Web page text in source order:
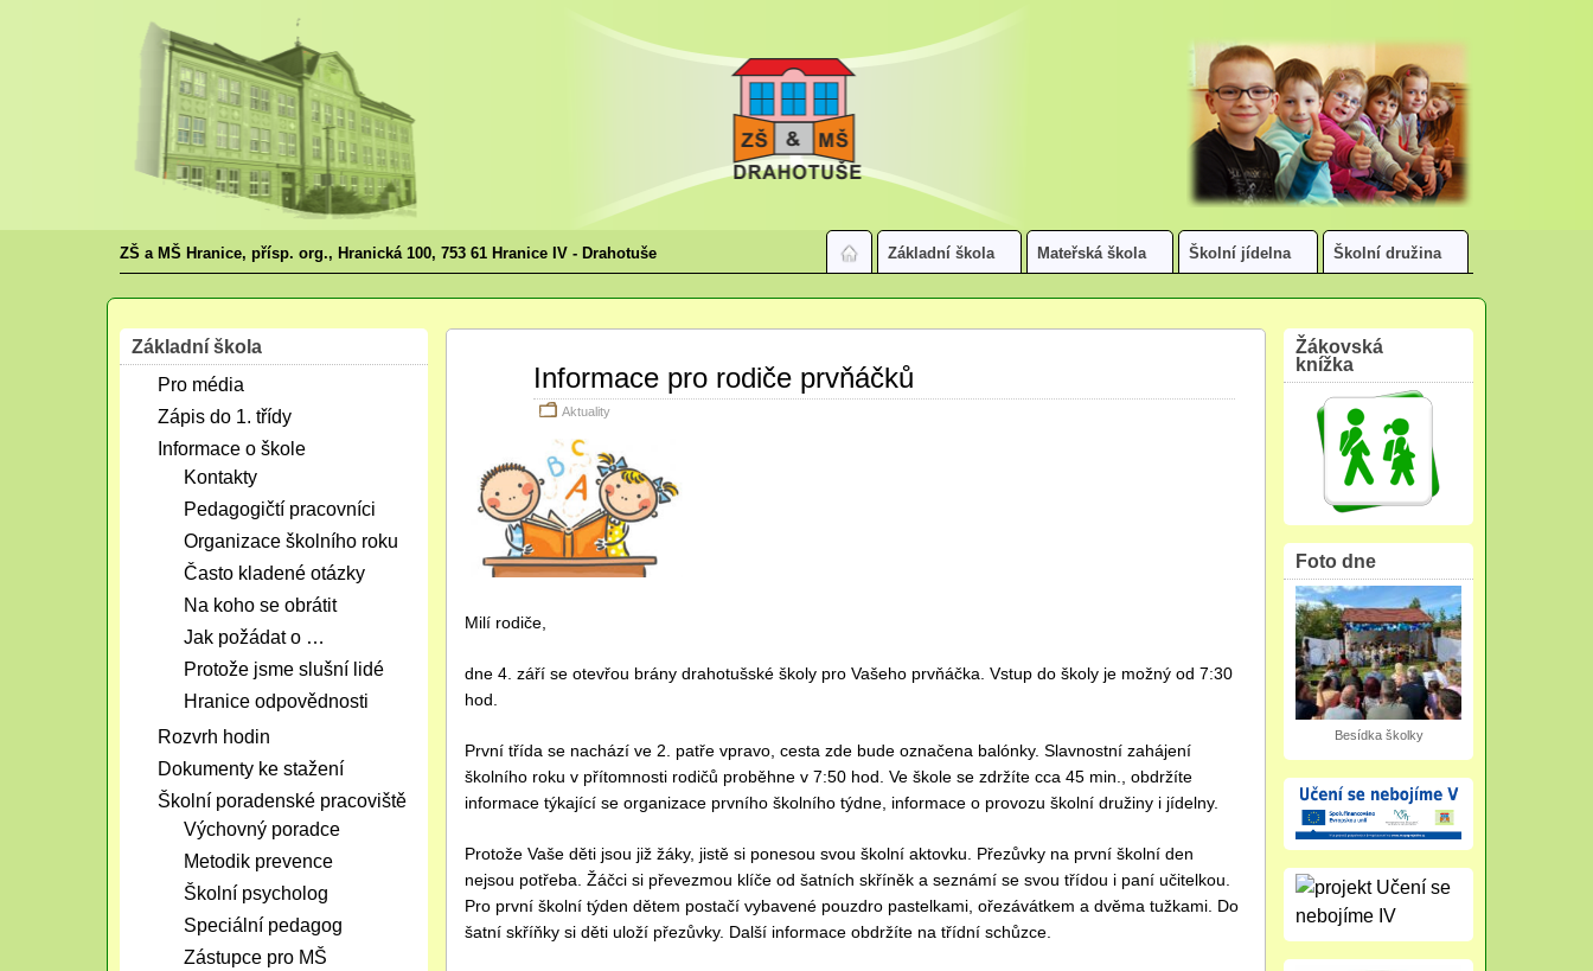
ZŠ a MŠ Hranice, přísp. org., Hranická 100, 753 61 Hranice IV - Drahotuše Základní škola Mateřská škola Školní jídelna Školní družina
Informace pro rodiče prvňáčků
Aktuality
Milí rodiče,
dne 4. září se otevřou brány drahotušské školy pro Vašeho prvňáčka. Vstup do školy je možný od 7:30
hod.
První třída se nachází ve 2. patře vpravo, cesta zde bude označena balónky. Slavnostní zahájení
školního roku v přítomnosti rodičů proběhne v 7:50 hod. Ve škole se zdržíte cca 45 min., obdržíte
informace týkající se organizace prvního školního týdne, informace o provozu školní družiny i jídelny.
Protože Vaše děti jsou již žáky, jistě si ponesou svou školní aktovku. Přezůvky na první školní den
nejsou potřeba. Žáčci si převezmou klíče od šatních skříněk a seznámí se svou třídou i paní učitelkou.
Pro první školní týden dětem postačí vybavené pouzdro pastelkami, ořezávátkem a dvěma tužkami. Do
šatní skříňky si děti uloží přezůvky. Další informace obdržíte na třídní schůzce.
Základní škola
Pro média
Zápis do 1. třídy
Informace o škole
Kontakty
Pedagogičtí pracovníci
Organizace školního roku
Často kladené otázky
Na koho se obrátit
Jak požádat o …
Protože jsme slušní lidé
Hranice odpovědnosti
Rozvrh hodin
Dokumenty ke stažení
Školní poradenské pracoviště
Výchovný poradce
Metodik prevence
Školní psycholog
Speciální pedagog
Zástupce pro MŠ
Žákovská
knížka
Foto dne
Besídka školky